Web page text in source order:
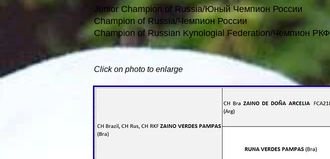
Junior Champion of Russia/Юный Чемпион России
Champion of Russia/Чемпион России
Champion of Russian Kynologial Federation/Чемпион РКФ
Click on photo to enlarge